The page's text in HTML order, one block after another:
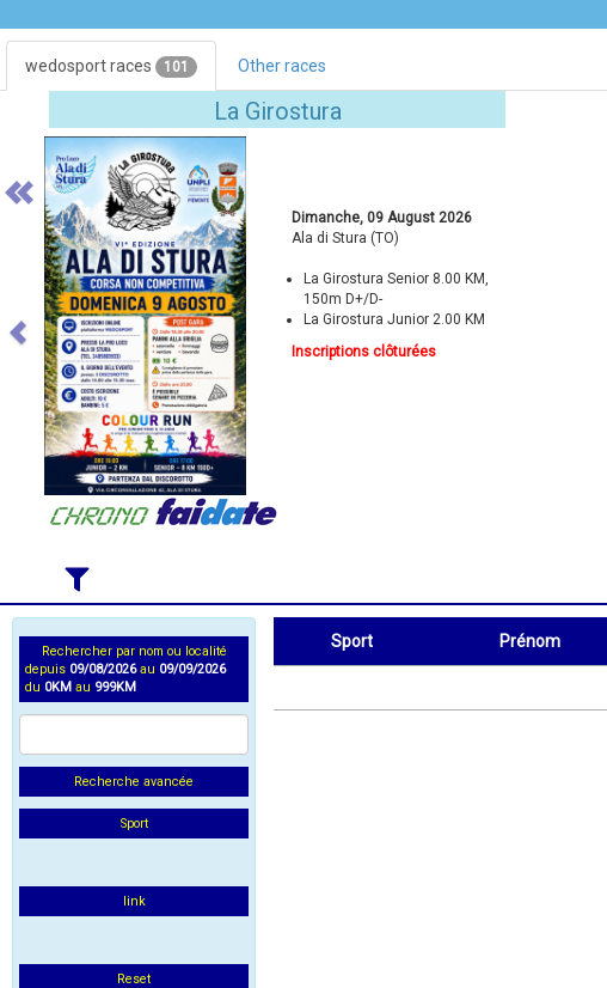
wedosport races 101 Other races
La Girostura
Dimanche, 09 August 2026
Ala di Stura (TO)
La Girostura Senior 8.00 KM,
150m D+/D-
La Girostura Junior 2.00 KM
Inscriptions clôturées
Rechercher par nom ou localité
depuis 09/08/2026au 09/09/2026
du 0KM au 999KM
Recherche avancée
Sport
link
Reset
Sport Prénom